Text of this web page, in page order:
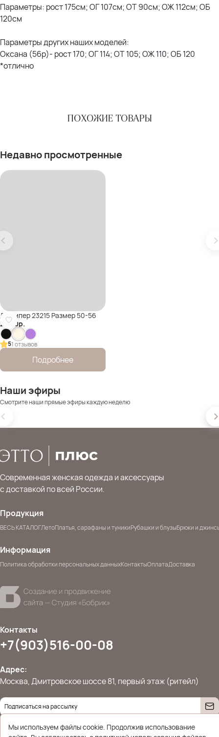
Параметры: рост 175см; ОГ 107см; ОТ 90см; ОЖ 112см; ОБ
120см
Параметры других наших моделей:
Оксана (56р)- рост 170; ОГ 114; ОТ 105; ОЖ 110; ОБ 120
*отлично
ПОХОЖИЕ ТОВАРЫ
Недавно просмотренные
Джемпер 23215 Размер 50-56
2 600р.
51 отзывов
Подробнее
Наши эфиры
Смотрите наши прямые эфиры каждую неделю
Современная женская одежда и аксессуары
с доставкой по всей России.
Продукция
ВЕСЬ КАТАЛОГЛетоПлатья, сарафаны и туникиРубашки и блузыБрюки и
Информация
Политика обработки персональных данныхКонтактыОплатаДоставка
Контакты
+7(903)516-00-08
Адрес:
Москва, Дмитровское шоссе 81, первый этаж (ритейл)
© 2026 Ettoplus.ru — Все права защищены.
Мы используем файлы cookie. Продолжив использование